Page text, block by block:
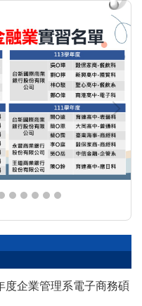
度企業管理系電子商務碩